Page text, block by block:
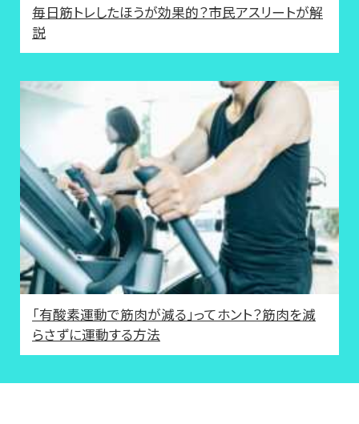
毎日筋トレしたほうが効果的？市民アスリートが解
説
「有酸素運動で筋肉が減る」ってホント？筋肉を減
らさずに運動する方法